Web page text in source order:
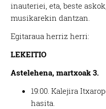
inauteriei, eta, beste
musikarekin dantzan.
Egitaraua herriz herri:
LEKEITIO
Astelehena, martxoak 3.
19:00. Kalejira
hasita.